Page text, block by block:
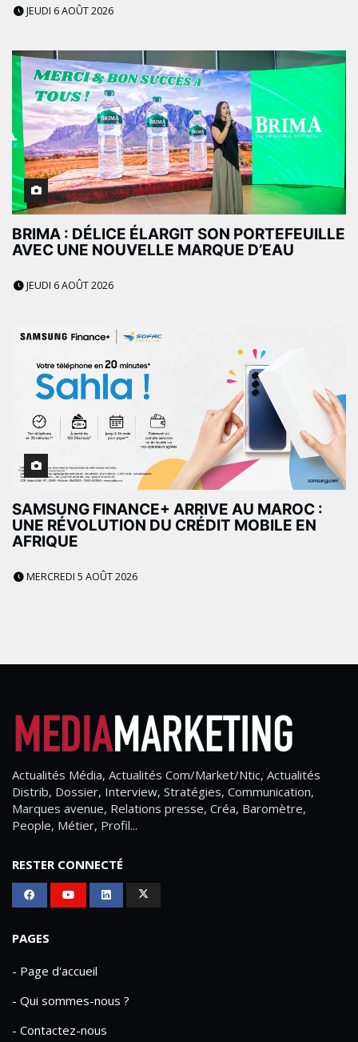
JEUDI 6 AOÛT 2026
BRIMA : DÉLICE ÉLARGIT SON PORTEFEUILLE
AVEC UNE NOUVELLE MARQUE D’EAU
JEUDI 6 AOÛT 2026
SAMSUNG FINANCE+ ARRIVE AU MAROC :
UNE RÉVOLUTION DU CRÉDIT MOBILE EN
AFRIQUE
MERCREDI 5 AOÛT 2026
Actualités Média, Actualités Com/Market/Ntic, Actualités
Distrib, Dossier, Interview, Stratégies, Communication,
Marques avenue, Relations presse, Créa, Baromètre,
People, Métier, Profil...
RESTER CONNECTÉ
PAGES
- Page d'accueil
- Qui sommes-nous ?
- Contactez-nous